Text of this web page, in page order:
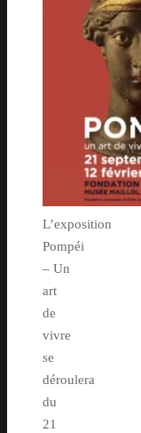
L’exposition
Pompéi
– Un
art
de
vivre
se
déroulera
du
21